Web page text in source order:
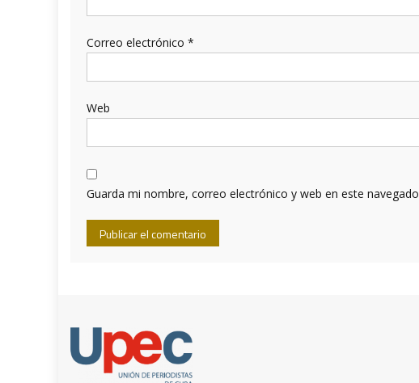
Correo electrónico *
Web
Guarda mi nombre, correo electrónico y web en este